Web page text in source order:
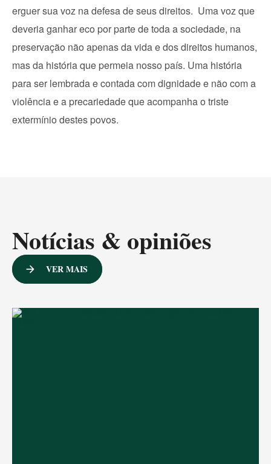
erguer sua voz na defesa de seus direitos. Uma voz que
deveria ganhar eco por parte de toda a sociedade, na
preservação não apenas da vida e dos direitos humanos,
mas da história que permeia nosso país. Uma história
para ser lembrada e contada com dignidade e não com a
violência e a precariedade que acompanha o triste
extermínio destes povos.
Notícias & opiniões
arrow_forward VER MAIS